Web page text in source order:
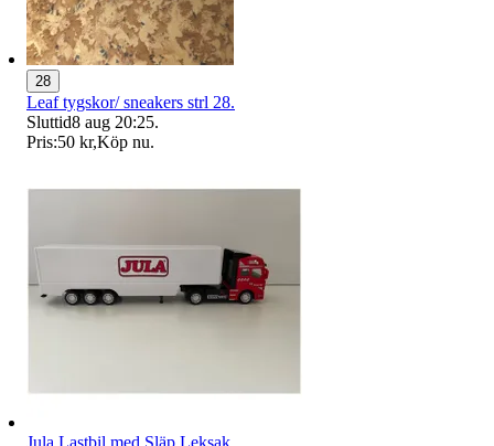
28
Leaf tygskor/ sneakers strl 28.
Sluttid8 aug 20:25.
Pris:50 kr,Köp nu.
Jula Lastbil med Släp Leksak